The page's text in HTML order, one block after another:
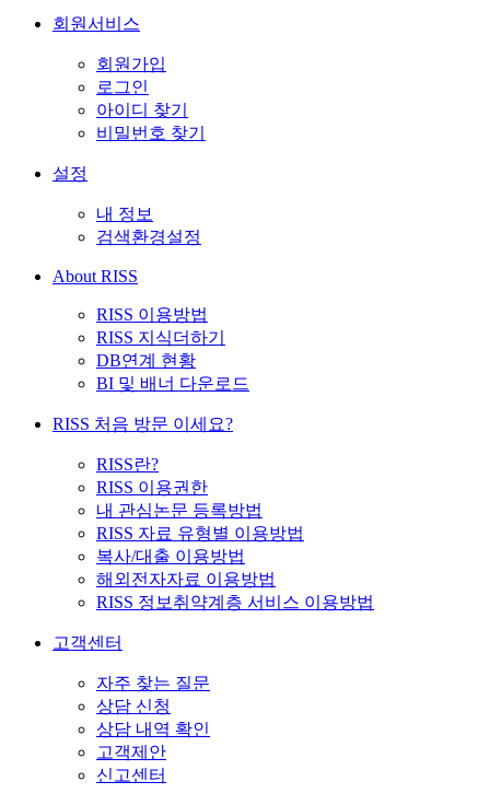
회원서비스
회원가입
로그인
아이디 찾기
비밀번호 찾기
설정
내 정보
검색환경설정
About RISS
RISS 이용방법
RISS 지식더하기
DB연계 현황
BI 및 배너 다운로드
RISS 처음 방문 이세요?
RISS란?
RISS 이용권한
내 관심논문 등록방법
RISS 자료 유형별 이용방법
복사/대출 이용방법
해외전자자료 이용방법
RISS 정보취약계층 서비스 이용방법
고객센터
자주 찾는 질문
상담 신청
상담 내역 확인
고객제안
신고센터